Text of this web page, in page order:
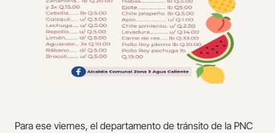
Para ese viernes, el departamento de tránsito de la PNC